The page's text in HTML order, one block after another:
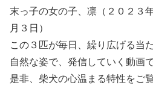
末っ子の女の子、凛（２０２３
月３日）
この３匹が毎日、繰り広げる当
自然な姿で、発信していく動画で
是非、柴犬の心温まる特性をご